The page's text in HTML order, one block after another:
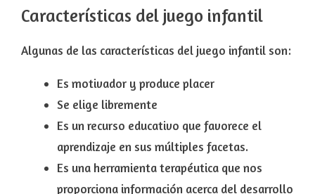
Características del juego infantil
Algunas de las características del juego infantil son:
Es motivador y produce placer
Se elige libremente
Es un recurso educativo que favorece el
aprendizaje en sus múltiples facetas.
Es una herramienta terapéutica que nos
proporciona información acerca del desarrollo